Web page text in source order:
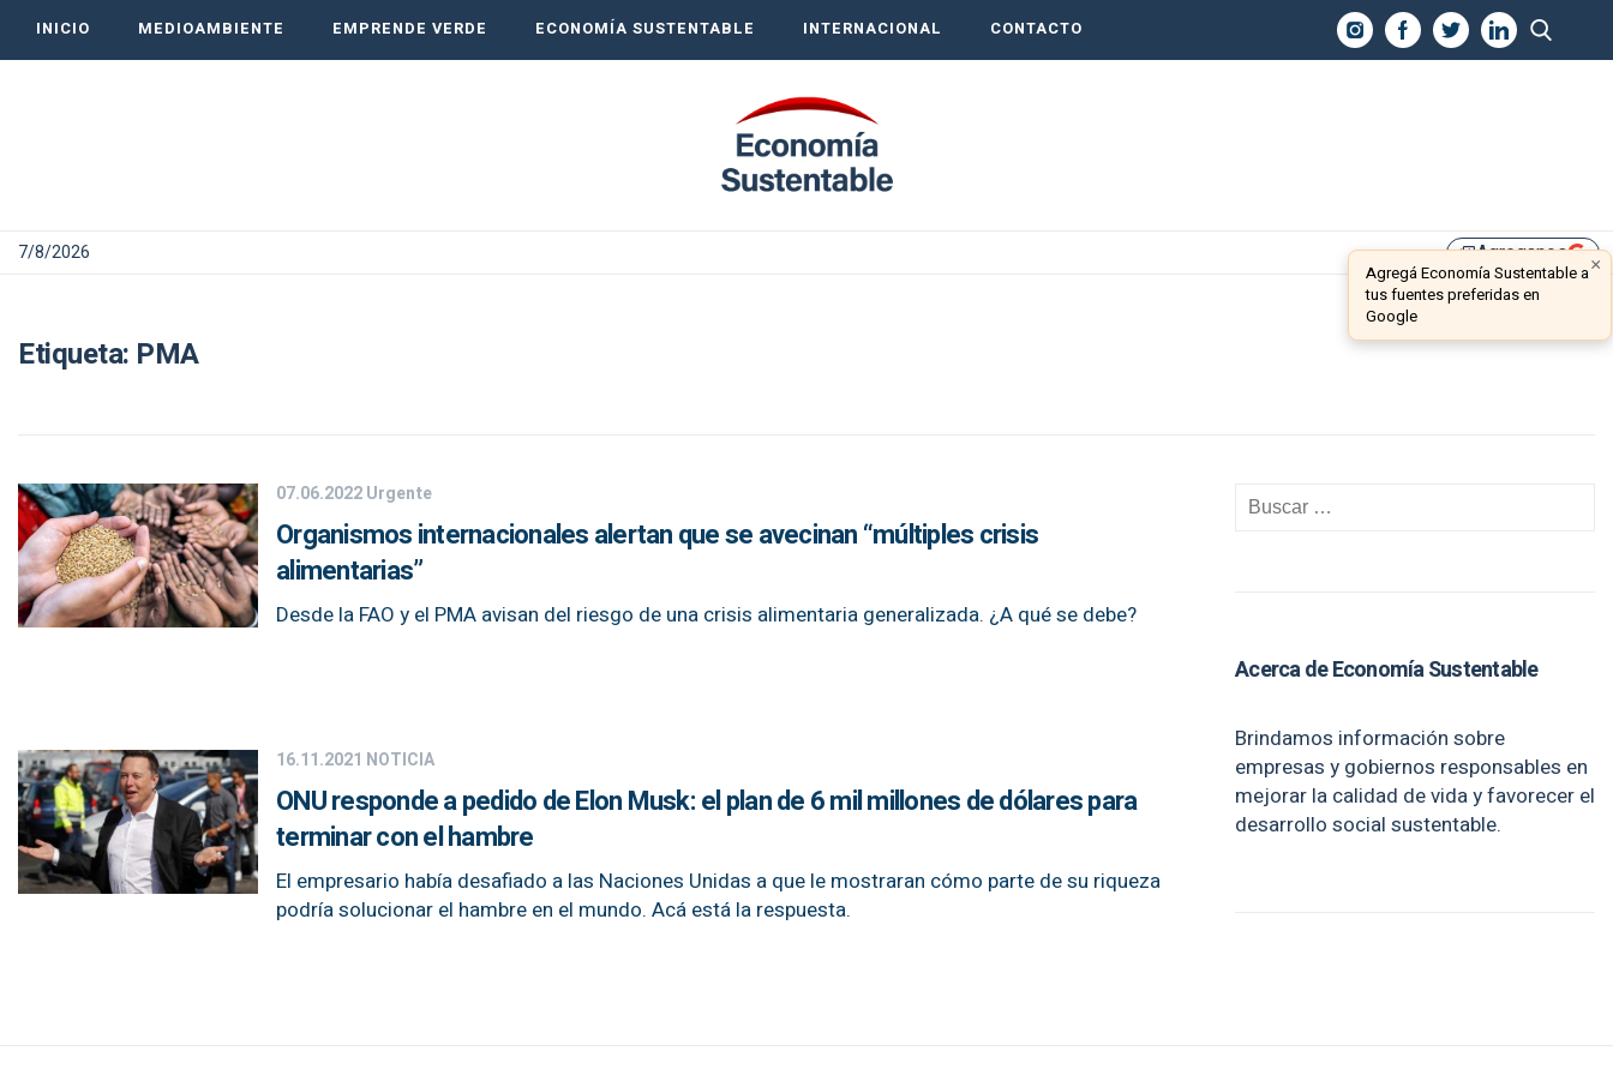
INICIO MEDIOAMBIENTE EMPRENDE VERDE ECONOMÍA SUSTENTABLE INTERNACIONAL CONTACTO
7/8/2026 library_addAgreganos ×
Agregá Economía Sustentable a
tus fuentes preferidas en
Google
Etiqueta: PMA
07.06.2022Urgente
Organismos internacionales alertan que se avecinan “múltiples crisis
alimentarias”
Desde la FAO y el PMA avisan del riesgo de una crisis alimentaria generalizada. ¿A qué se debe?
16.11.2021 NOTICIA
ONU responde a pedido de Elon Musk: el plan de 6 mil millones de dólares para
terminar con el hambre
El empresario había desafiado a las Naciones Unidas a que le mostraran cómo parte de su riqueza
podría solucionar el hambre en el mundo. Acá está la respuesta.
Acerca de Economía Sustentable
Brindamos información sobre
empresas y gobiernos responsables en
mejorar la calidad de vida y favorecer el
desarrollo social sustentable.